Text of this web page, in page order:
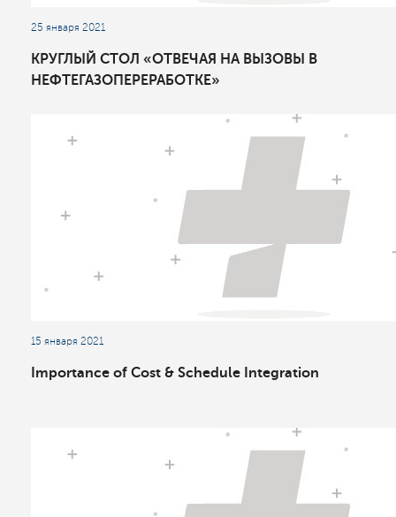
25 января 2021
КРУГЛЫЙ СТОЛ «ОТВЕЧАЯ НА ВЫЗОВЫ В
НЕФТЕГАЗОПЕРЕРАБОТКЕ»
15 января 2021
Importance of Cost & Schedule Integration